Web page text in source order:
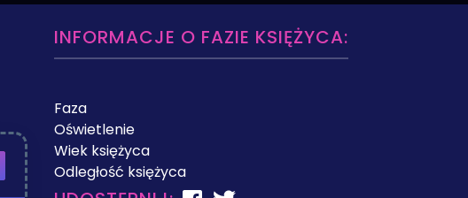
INFORMACJE O FAZIE KSIĘŻYCA:
Faza
Oświetlenie
Wiek księżyca
Odległość księżyca